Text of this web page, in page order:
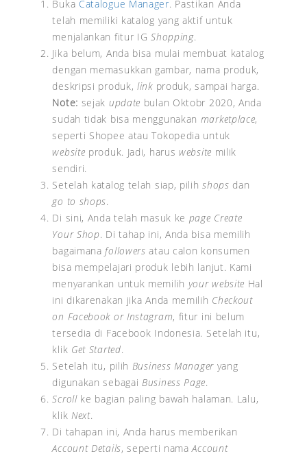
Buka Catalogue Manager. Pastikan Anda
telah memiliki katalog yang aktif untuk
menjalankan fitur IGShopping.
Jika belum, Anda bisa mulai membuat katalog
dengan memasukkan gambar, nama produk,
deskripsi produk,linkproduk, sampai harga.
Note: sejak update bulan Oktobr 2020, Anda
sudah tidak bisa menggunakan marketplace,
seperti Shopee atau Tokopedia untuk
website produk. Jadi, haruswebsite milik
sendiri.
Setelah katalog telah siap, pilihshops dan
go to shops.
Di sini, Anda telah masuk ke page Create
Your Shop. Di tahap ini, Anda bisa memilih
bagaimanafollowers atau calon konsumen
bisa mempelajari produk lebih lanjut. Kami
menyarankan untuk memilih your website Hal
ini dikarenakan jika Anda memilih Checkout
on Facebook or Instagram, fitur ini belum
tersedia di Facebook Indonesia. Setelah itu,
klik Get Started.
Setelah itu, pilih Business Manageryang
digunakan sebagaiBusiness Page.
Scrollke bagian paling bawah halaman. Lalu,
klik Next.
Di tahapan ini, Anda harus memberikan
Account Details, seperti namaAccount